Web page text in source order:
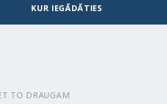
KUR IEGĀDĀTIES
TO DRAUGAM